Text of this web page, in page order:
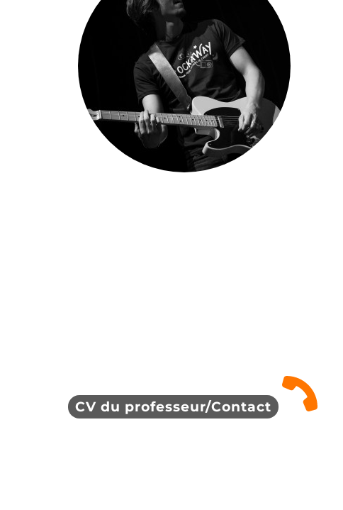
CV du professeur/Contact